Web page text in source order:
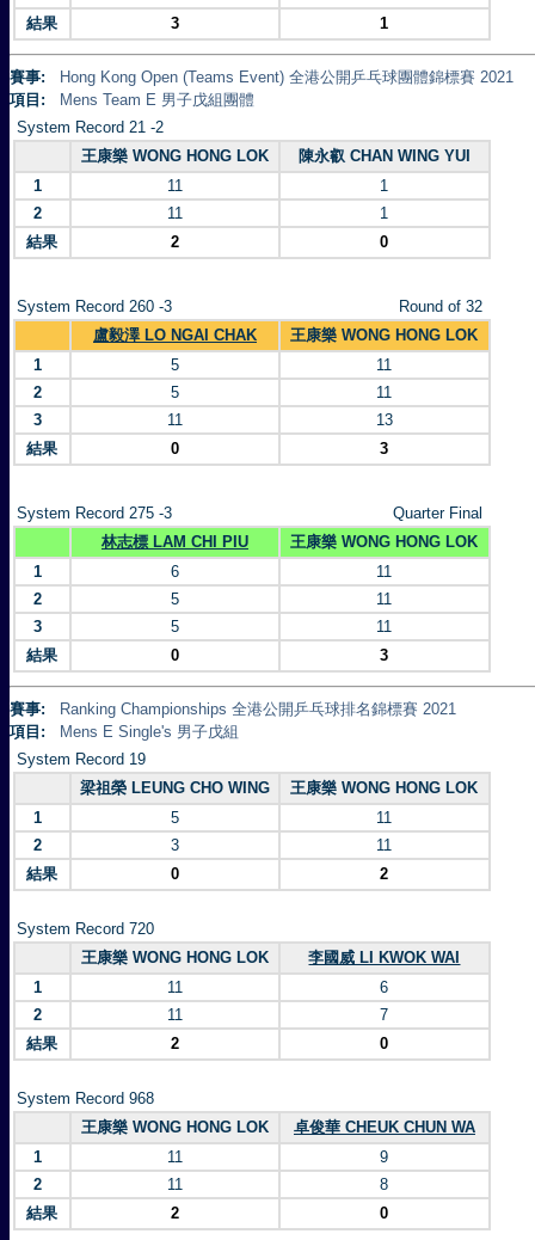
結果
3 1
賽事:
Hong Kong Open (Teams Event) 全港公開乒乓球團體錦標賽 2021
項目:
Mens Team E 男子戊組團體
System Record 21 -2
王康樂 WONG HONG LOK
陳永叡 CHAN WING YUI
1
11
1
2
11
1
結果
2 0
System Record 260 -3
Round of 32
盧毅澤 LO NGAI CHAK
王康樂 WONG HONG LOK
1
5
11
2
5
11
3
11
13
結果
0 3
System Record 275 -3
Quarter Final
林志標 LAM CHI PIU
王康樂 WONG HONG LOK
1
6
11
2
5
11
3
5
11
結果
0 3
賽事:
Ranking Championships 全港公開乒乓球排名錦標賽 2021
項目:
Mens E Single's 男子戊組
System Record 19
梁祖榮 LEUNG CHO WING
王康樂 WONG HONG LOK
1
5
11
2
3
11
結果
0 2
System Record 720
王康樂 WONG HONG LOK
李國威 LI KWOK WAI
1
11
6
2
11
7
結果
2 0
System Record 968
王康樂 WONG HONG LOK
卓俊華 CHEUK CHUN WA
1
11
9
2
11
8
結果
2 0